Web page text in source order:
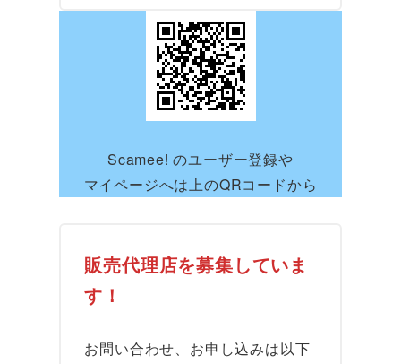
Scamee! のユーザー登録や
マイページへは上のQRコードから
販売代理店を募集していま
す！
お問い合わせ、お申し込みは以下